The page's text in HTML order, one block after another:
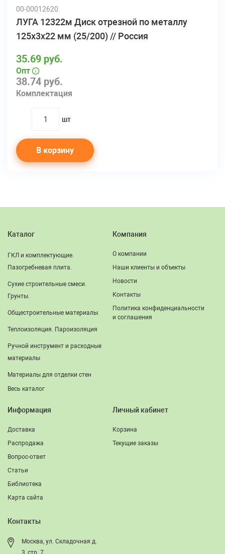
00-00012620
ЛУГА 12322м Диск отрезной по металлу
125х3х22 мм (25/200) // Россия
38.74 руб.
Комплектация
35.69 руб.
Опт
quantity
шт
В корзину
Контакты
Москва, ул. Складочная д.
3, стр. 7
Каталог
ГКЛ и комплектующие.
Пазогребневая плита.
Сухие строительные смеси.
Грунты.
Общестроительные материалы.
Теплоизоляция. Пароизоляция
Ручной инструмент и расходные
материалы
Материалы для отделки стен
Весь каталог
Компания
О компании
Наши клиенты и объекты
Новости
Контакты
Политика конфиденциальности
и соглашения
Информация
Доставка
Распродажа
Вопрос-ответ
Статьи
Библиотека
Карта сайта
Личный кабинет
Корзина
Текущие заказы